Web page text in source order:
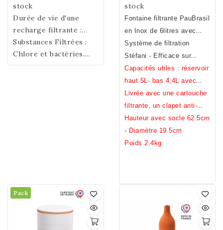
stock
Durée de vie d'une
recharge filtrante :
environ 500 litres. Il est
conseillé de changer la
recharge filtrante tous
Substances Filtrées :
Chlore et bactéries.
Marque Ceramica
stock
Fontaine filtrante PauBrasil
en Inox de 6litres avec
socle.
Système de filtration
Stéfani - Efficace sur
métaux lourds, pesticides,
chlore, bacteries ... (voir
analyses)
Capacités utiles : réservoir
haut 5L- bas 4,4L avec
clapet, 5L sans
Livrée avec une cartouche
filtrante, un clapet anti-
débordement, un robinet
inox.
Hauteur avec socle 62.5cm
- Diamètre 19.5cm
Poids 2.4kg
Pack